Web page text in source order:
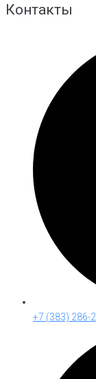
Контакты
+7 (383) 286-